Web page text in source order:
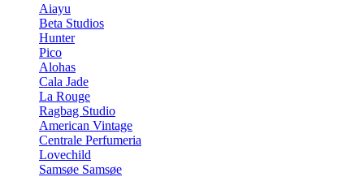
Aiayu
Beta Studios
Hunter
Pico
Alohas
Cala Jade
La Rouge
Ragbag Studio
American Vintage
Centrale Perfumeria
Lovechild
Samsøe Samsøe